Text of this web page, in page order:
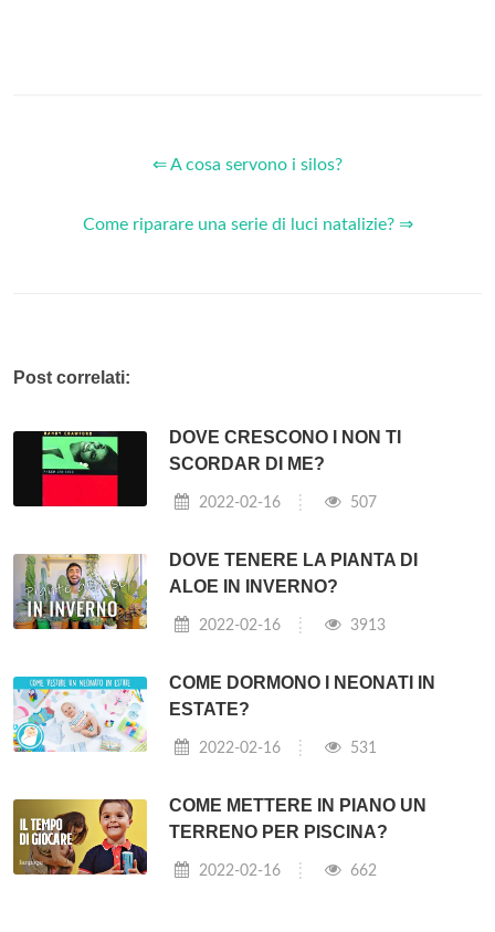
⇐ A cosa servono i silos?
Come riparare una serie di luci natalizie? ⇒
Post correlati:
DOVE CRESCONO I NON TI
SCORDAR DI ME?
2022-02-16 507
DOVE TENERE LA PIANTA DI
ALOE IN INVERNO?
2022-02-16 3913
COME DORMONO I NEONATI IN
ESTATE?
2022-02-16 531
COME METTERE IN PIANO UN
TERRENO PER PISCINA?
2022-02-16 662